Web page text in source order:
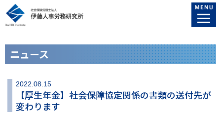
ニュース
2022.08.15
【厚生年金】社会保障協定関係の書類の送付先が
変わります